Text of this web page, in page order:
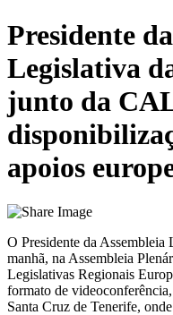
Presidente
Legislativa
junto da
apoios
O Presidente da
manhã, na Assembleia
Legislativas Regionais
formato de
Santa Cruz de Tenerife,